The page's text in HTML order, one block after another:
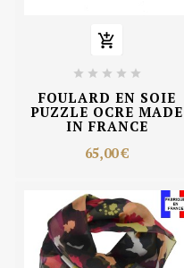

    
FOULARD EN SOIE
PUZZLE OCRE MADE
IN FRANCE
65,00 €